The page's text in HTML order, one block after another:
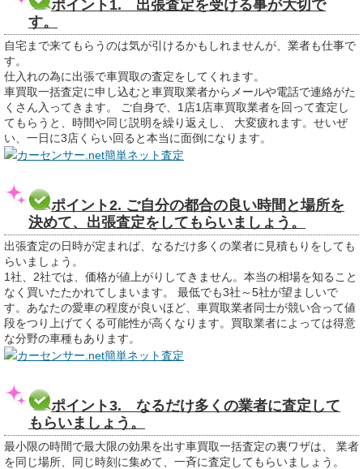
ポイント1. 出張査定を受ける事が大切で
す。
自宅まで来てもらうのは気が引けるかもしれませんが、業者も仕事で
す。
仕入れの為に出張で車買取の査定をしてくれます。
車買取一括査定に申し込むと車買取業者からメールや電話で連絡がた
くさん入ってきます。 ご自身で、1店1店車買取業者を回って査定し
てもらうと、時間や同じ説明を繰り返えし、 大変疲れます。せいぜ
い、一日に3店くらい回ると本当に面倒になります。
カーセンサー.net簡単ネット査定
ポイント2. ご自分の都合の良い時間と場所を
決めて、出張査定をしてもらいましょう。
出張査定の日時が定まれば、なるだけ多くの業者に見積もりをしても
らいましょう。
1社、2社では、価格が値上がりしてきません。本当の相場を知ること
なく買いたたかれてしまいます。 最低でも3社～5社が望ましいで
す。あなたの愛車の程度が良いほど、車買取業者同士が競い合って値
段をつり上げてくる可能性が高くなります。買取業者によっては得意
な分野の車種もあります。
カーセンサー.net簡単ネット査定
ポイント3. なるだけ多くの業者に査定して
もらいましょう。
最小限の時間で最大限の効果を出す車買取一括査定の裏ワザは、 業者
を同じ場所、同じ時刻に集めて、一斉に査定してもらいましょう。